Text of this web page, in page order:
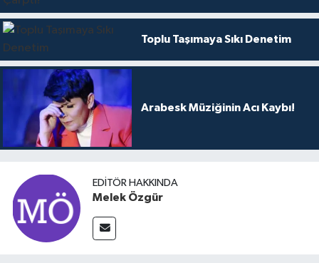
Toplu Taşımaya Sıkı Denetim
Arabesk Müziğinin Acı Kaybı!
EDITÖR HAKKINDA
Melek Özgür